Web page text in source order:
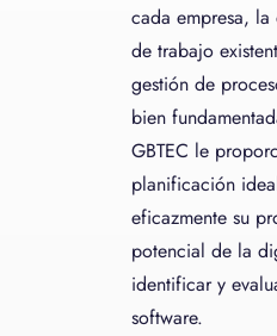
cada empresa,
de trabajo
gestión de
bien
GBTEC le
planificación
eficazmente su
potencial de la
identificar y
software.